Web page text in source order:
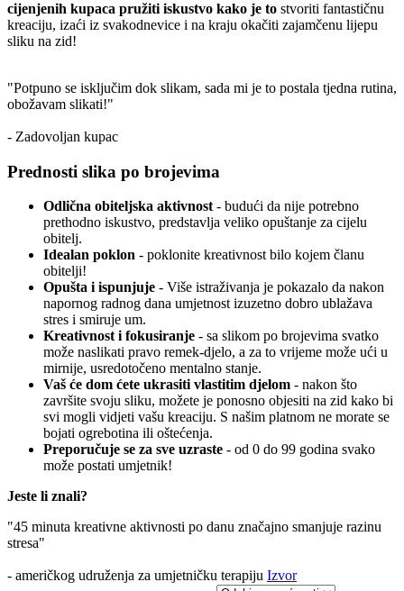
cijenjenih kupaca pružiti iskustvo kako je to stvoriti fantastičnu
kreaciju, izaći iz svakodnevice i na kraju okačiti zajamčenu lijepu
sliku na zid!
"Potpuno se isključim dok slikam, sada mi je to postala tjedna rutina,
obožavam slikati!"
- Zadovoljan kupac
Prednosti slika po brojevima
Odlična obiteljska aktivnost- budući da nije potrebno
prethodno iskustvo, predstavlja veliko opuštanje za cijelu
obitelj.
Idealan poklon - poklonite kreativnost bilo kojem članu
obitelji!
Opušta i ispunjuje - Više istraživanja je pokazalo da nakon
napornog radnog dana umjetnost izuzetno dobro ublažava
stres i smiruje um.
Kreativnost i fokusiranje - sa slikom po brojevima svatko
može naslikati pravo remek-djelo, a za to vrijeme može ući u
mirnije, usredotočeno mentalno stanje.
Vaš će dom ćete ukrasiti vlastitim djelom - nakon što
završite svoju sliku, možete je ponosno objesiti na zid kako bi
svi mogli vidjeti vašu kreaciju. S našim platnom ne morate se
bojati ogrebotina ili oštećenja.
Preporučuje se za sve uzraste - od 0 do 99 godina svako
može postati umjetnik!
Jeste li znali?
"45 minuta kreativne aktivnosti po danu značajno smanjuje razinu
stresa"
- američkog udruženja za umjetničku terapiju Izvor